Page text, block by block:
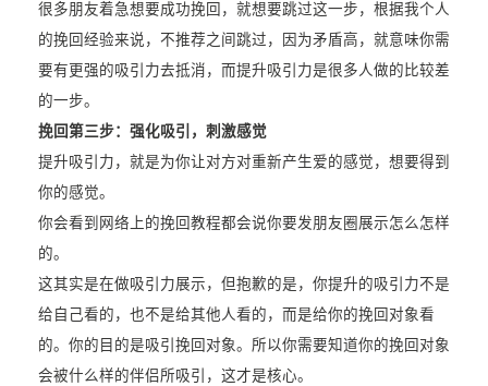
很多朋友着急想要成功挽回，就想要跳过这一步，根据我个人
的挽回经验来说，不推荐之间跳过，因为矛盾高，就意味你需
要有更强的吸引力去抵消，而提升吸引力是很多人做的比较差
的一步。
挽回第三步：强化吸引，刺激感觉
提升吸引力，就是为你让对方对重新产生爱的感觉，想要得到
你的感觉。
你会看到网络上的挽回教程都会说你要发朋友圈展示怎么怎样
的。
这其实是在做吸引力展示，但抱歉的是，你提升的吸引力不是
给自己看的，也不是给其他人看的，而是给你的挽回对象看
的。你的目的是吸引挽回对象。所以你需要知道你的挽回对象
会被什么样的伴侣所吸引，这才是核心。